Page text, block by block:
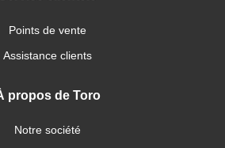
Points de vente
Assistance clients
propos de Toro
Notre société